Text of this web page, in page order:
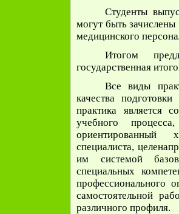
Студенты
могут быть
медицинского
Итогом
государственная
Все виды
качества
практика является
учебного
ориентированный
специалиста,
им системой
специальных
профессионального
самостоятельной
различного профиля.